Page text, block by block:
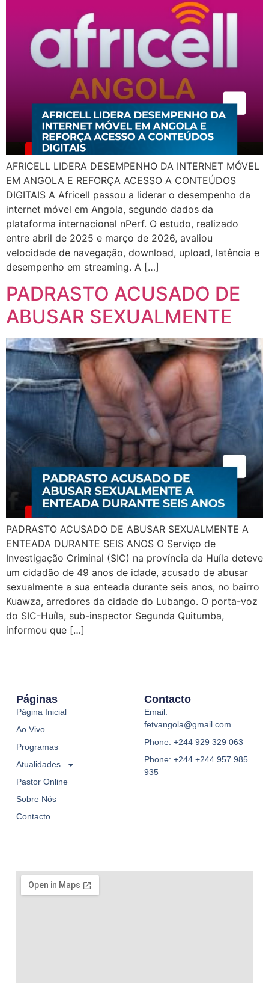
AFRICELL LIDERA DESEMPENHO DA INTERNET MÓVEL
EM ANGOLA E REFORÇA ACESSO A CONTEÚDOS
DIGITAIS A Africell passou a liderar o desempenho da
internet móvel em Angola, segundo dados da
plataforma internacional nPerf. O estudo, realizado
entre abril de 2025 e março de 2026, avaliou
velocidade de navegação, download, upload, latência e
desempenho em streaming. A […]
PADRASTO ACUSADO DE
ABUSAR SEXUALMENTE
PADRASTO ACUSADO DE ABUSAR SEXUALMENTE A
ENTEADA DURANTE SEIS ANOS O Serviço de
Investigação Criminal (SIC) na província da Huíla deteve
um cidadão de 49 anos de idade, acusado de abusar
sexualmente a sua enteada durante seis anos, no bairro
Kuawza, arredores da cidade do Lubango. O porta-voz
do SIC-Huíla, sub-inspector Segunda Quitumba,
informou que […]
Páginas
Página Inicial
Ao Vivo
Programas
Atualidades
Pastor Online
Sobre Nós
Contacto
Contacto
Email:
fetvangola@gmail.com
Phone: +244 929 329 063
Phone: +244 +244 957 985
935